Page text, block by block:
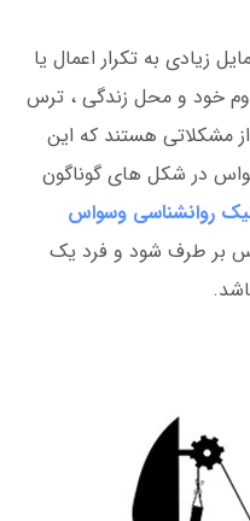
زیادی به تکرار اعمال یا
خود و محل زندگی ، ترس
از مشکلاتی هستند که این
در شکل های گوناگون
روانشناسی وسواس
بر طرف شود و فرد یک